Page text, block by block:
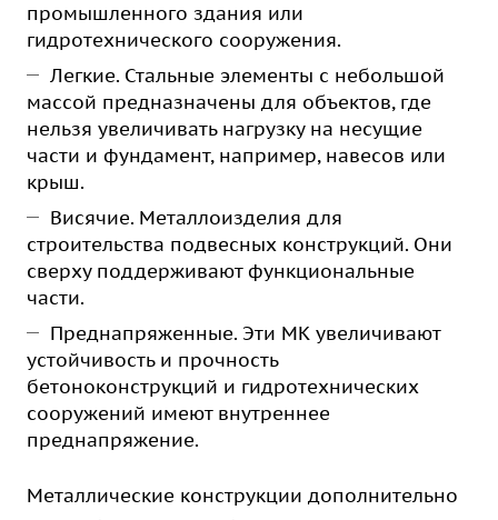
промышленного здания или
гидротехнического сооружения.
Легкие. Стальные элементы с небольшой
массой предназначены для объектов, где
нельзя увеличивать нагрузку на несущие
части и фундамент, например, навесов или
крыш.
Висячие. Металлоизделия для
строительства подвесных конструкций. Они
сверху поддерживают функциональные
части.
Преднапряженные. Эти МК увеличивают
устойчивость и прочность
бетоноконструкций и гидротехнических
сооружений имеют внутреннее
преднапряжение.
Металлические конструкции дополнительно